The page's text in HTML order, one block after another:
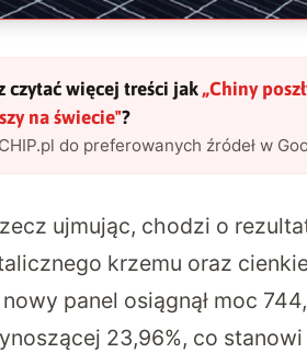
czytać więcej treści jak „Chiny
na świecie"?
do preferowanych źródeł w
ujmując, chodzi o
krzemu oraz
panel osiągnął moc
23,96%, co